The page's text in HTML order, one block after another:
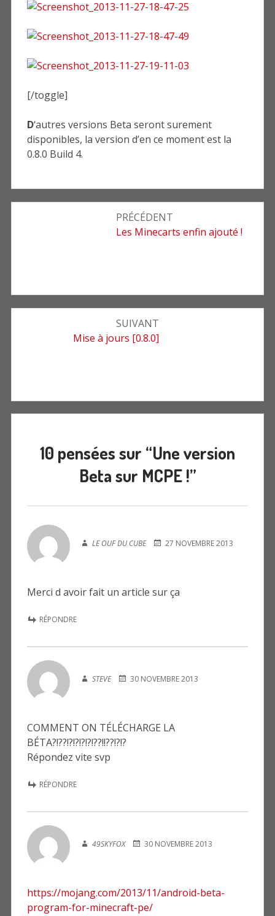
[/toggle]
D‘autres versions Beta seront surement
disponibles, la version d’en ce moment est la
0.8.0 Build 4.
PRÉCÉDENT
Article
Les Minecarts enfin ajouté !
SUIVANT
Article
Mise à jours [0.8.0]
10 pensées sur “Une version
Beta sur MCPE !”
LE OUF DU CUBE 27 NOVEMBRE 2013
Merci d avoir fait un article sur ça
RÉPONDRE
STEVE 30 NOVEMBRE 2013
COMMENT ON TÉLÉCHARGE LA
BÉTA?!??!?!?!?!?!??!!??!?!?
Répondez vite svp
RÉPONDRE
49SKYFOX 30 NOVEMBRE 2013
https://mojang.com/2013/11/android-beta-
program-for-minecraft-pe/